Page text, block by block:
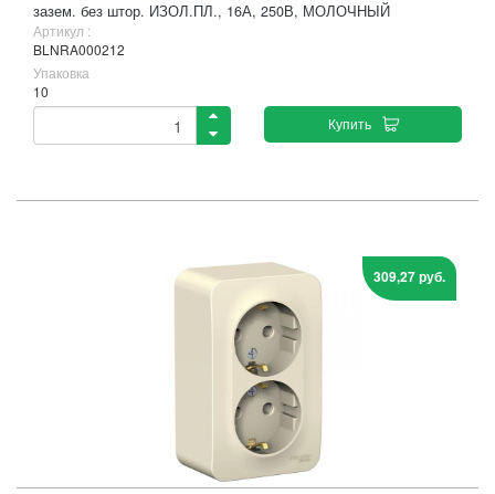
зазем. без штор. ИЗОЛ.ПЛ., 16А, 250В, МОЛОЧНЫЙ
Артикул :
BLNRA000212
Упаковка
10
Купить
309,27 руб.